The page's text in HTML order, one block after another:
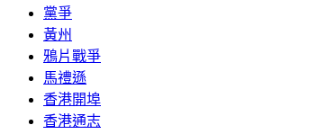
黨爭
黃州
鴉片戰爭
馬禮遜
香港開埠
香港通志